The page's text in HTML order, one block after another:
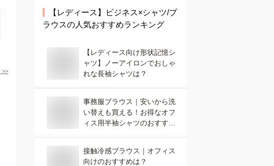
>>
【レディース】
ビジネス×シャツ/ブ
ラウスの人気おすすめランキング
【レディース向け形状記憶シ
ャツ】ノーアイロンでおしゃ
れな長袖シャツは？
事務服ブラウス｜安いから洗
い替えも買える！お得なオフ
ィス用半袖シャツのおすすめ
接触冷感ブラウス｜オフィス
向けのおすすめは？